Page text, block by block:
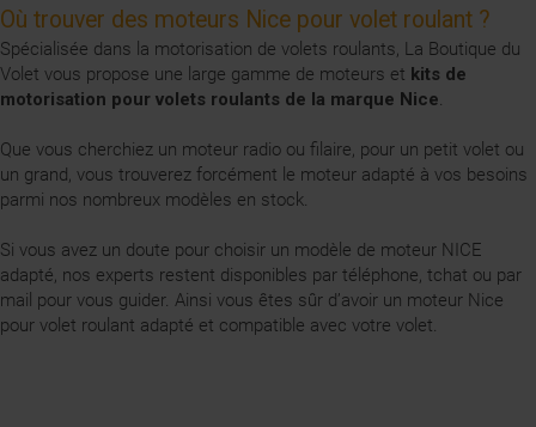
Où trouver des moteurs Nice pour volet roulant ?
Spécialisée dans la motorisation de volets roulants, La Boutique du
Volet vous propose une large gamme de moteurs et kits de
motorisation pour volets roulants de la marque Nice.
Que vous cherchiez un moteur radio ou filaire, pour un petit volet ou
un grand, vous trouverez forcément le moteur adapté à vos besoins
parmi nos nombreux modèles en stock.
Si vous avez un doute pour choisir un modèle de moteur NICE
adapté, nos experts restent disponibles par téléphone, tchat ou par
mail pour vous guider. Ainsi vous êtes sûr d’avoir un moteur Nice
pour volet roulant adapté et compatible avec votre volet.